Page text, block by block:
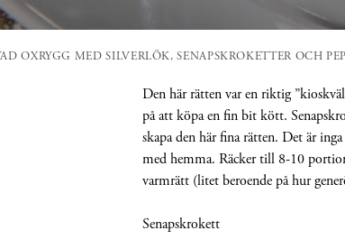
OXRYGG MED SILVERLÖK, SENAPSKROKETTER OCH
Den här rätten var en riktig
på att köpa en fin bit kött.
skapa den här fina rätten. Det är
med hemma. Räcker till 8-10
varmrätt (litet beroende på hur
Senapskrokett